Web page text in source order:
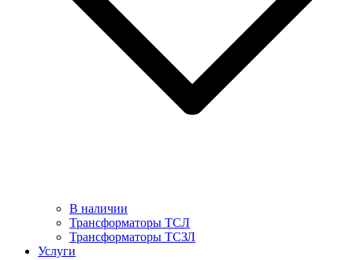
В наличии
Трансформаторы ТСЛ
Трансформаторы ТСЗЛ
Услуги